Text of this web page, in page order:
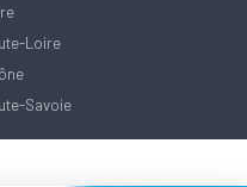
Loire
Savoie